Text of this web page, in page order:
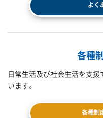
よく
各種
日常生活及び社会生活を支援
います。
各種制